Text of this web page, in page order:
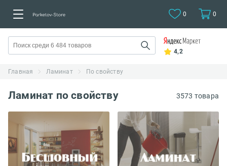
0 0
4,2
Главная Ламинат По свойству
Ламинат по свойству 3573 товара